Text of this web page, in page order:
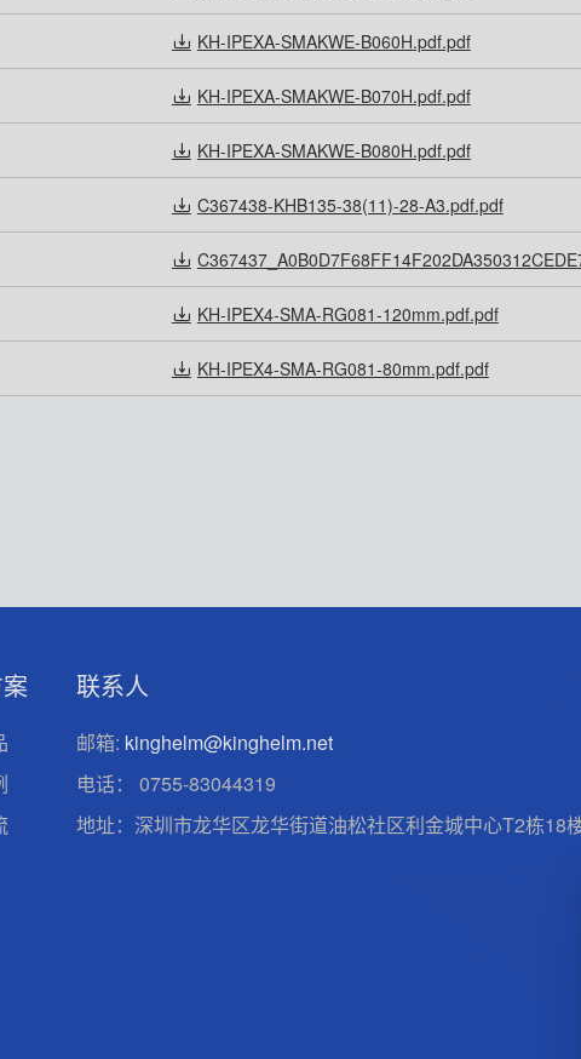
KH-IPEXA-SMAKWE-B060H.pdf.pdf
KH-IPEXA-SMAKWE-B070H.pdf.pdf
KH-IPEXA-SMAKWE-B080H.pdf.pdf
C367438-KHB135-38(11)-28-A3.pdf.pdf
KH-IPEX4-SMA-RG081-120mm.pdf.pdf
KH-IPEX4-SMA-RG081-80mm.pdf.pdf
联系人
邮箱: kinghelm@kinghelm.net
电话：
0755-83044319
地址：深圳市龙华区龙华街道油松社区利金城中心T2栋18